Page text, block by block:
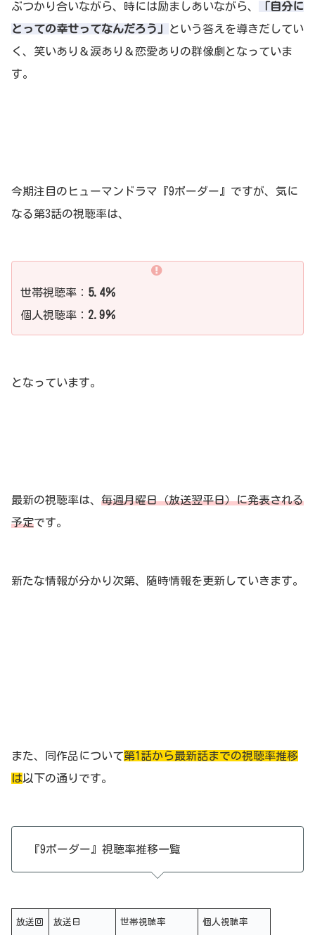
ぶつかり合いながら、時には励ましあいながら、
「自分に
とっての幸せってなんだろう」
という答えを導きだしてい
く、笑いあり＆涙あり＆恋愛ありの群像劇となっていま
す。
今期注目のヒューマンドラマ『9ボーダー』ですが、気に
なる第3話の視聴率は、
世帯視聴率： 5.4％
個人視聴率： 2.9％
となっています。
最新の視聴率は、 毎週月曜日（放送翌平日）に発表される
予定です。
新たな情報が分かり次第、随時情報を更新していきます。
また、同作品について第1話から最新話までの視聴率推移
は以下の通りです。
『9ボーダー』視聴率推移一覧
放送回 放送日 世帯視聴率 個人視聴率